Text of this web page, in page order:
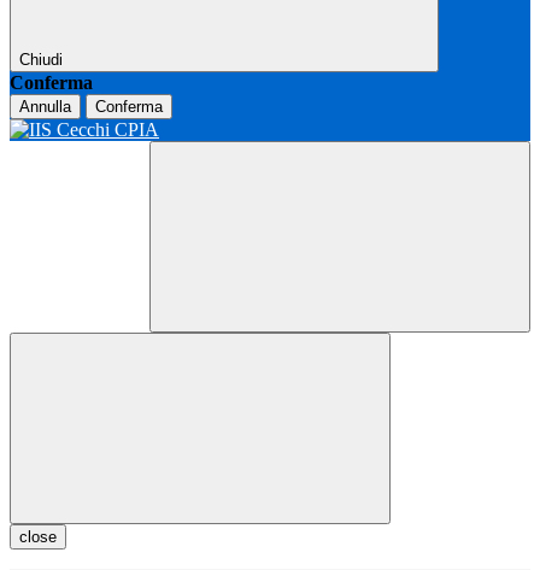
Chiudi
Conferma
Annulla Conferma
close